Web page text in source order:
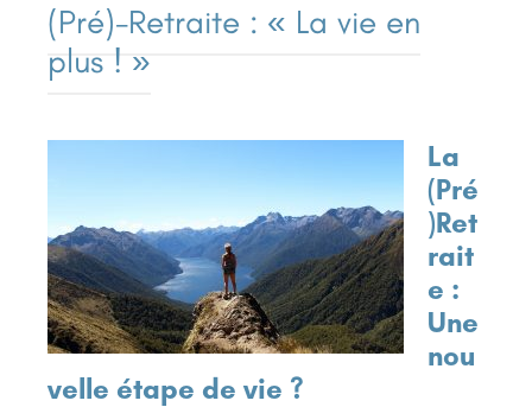
(Pré)-Retraite : « La vie en
plus ! »
La
(Pré
)Ret
rait
e :
Une
nou
velle étape de vie ?